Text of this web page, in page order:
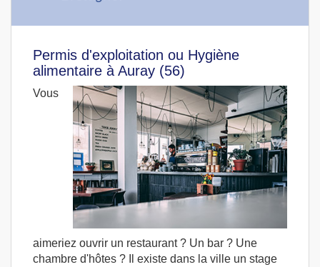
Permis d'exploitation ou Hygiène
alimentaire à Auray (56)
Vous
aimeriez ouvrir un restaurant ? Un bar ? Une
chambre d'hôtes ? Il existe dans la ville un stage